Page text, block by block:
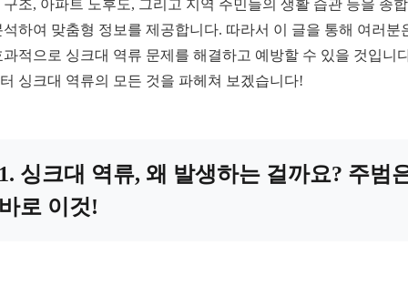
구조, 아파트 노후도, 그리고 지역 주민들의 생활 습관 등을 종
석하여 맞춤형 정보를 제공합니다. 따라서 이 글을 통해 여러분
과적으로 싱크대 역류 문제를 해결하고 예방할 수 있을 것입니
싱크대 역류의 모든 것을 파헤쳐 보겠습니다!
싱크대 역류, 왜 발생하는 걸까요? 주범
로 이것!